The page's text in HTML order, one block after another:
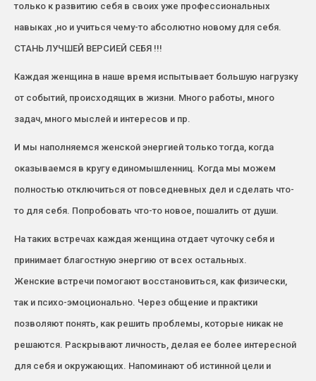
только к развитию себя в своих уже профессиональных
навыках ,но и учиться чему-то абсолютно новому для себя.
СТАНЬ ЛУЧШЕЙ ВЕРСИЕЙ СЕБЯ !!!
Каждая женщина в наше время испытывает большую нагрузку
от событий, происходящих в жизни. Много работы, много
задач, много мыслей и интересов и пр.
И мы наполняемся женской энергией только тогда, когда
оказываемся в кругу единомышленниц. Когда мы можем
полностью отключиться от повседневных дел и сделать что-
то для себя. Попробовать что-то новое, пошалить от души.
На таких встречах каждая женщина отдает чуточку себя и
принимает благостную энергию от всех остальных.
Женские встречи помогают восстановиться, как физически,
так и психо-эмоционально. Через общение и практики
позволяют понять, как решить проблемы, которые никак не
решаются. Раскрывают личность, делая ее более интересной
для себя и окружающих. Напоминают об истинной цели и